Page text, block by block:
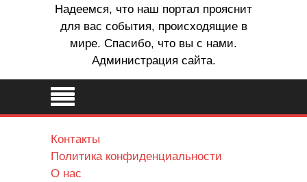
Надеемся, что наш портал прояснит
для вас события, происходящие в
мире. Спасибо, что вы с нами.
Администрация сайта.
Контакты
Политика конфиденциальности
О нас